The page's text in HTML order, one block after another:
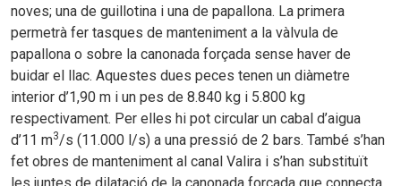
noves; una de guillotina i una de papallona. La primera
permetrà fer tasques de manteniment a la vàlvula de
papallona o sobre la canonada forçada sense haver de
buidar el llac. Aquestes dues peces tenen un diàmetre
interior d’1,90 m i un pes de 8.840 kg i 5.800 kg
respectivament. Per elles hi pot circular un cabal d’aigua
d’11 m3/s (11.000 l/s) a una pressió de 2 bars. També s’han
fet obres de manteniment al canal Valira i s’han substituït